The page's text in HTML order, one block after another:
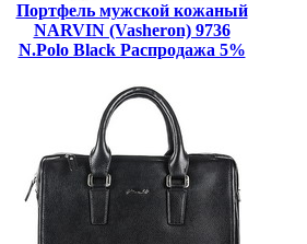
Портфель мужской кожаный
NARVIN (Vasheron) 9736
N.Polo Black Распродажа 5%